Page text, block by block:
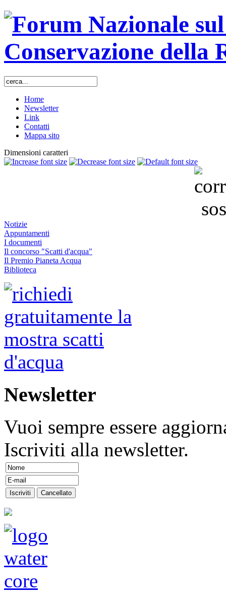
Home
Newsletter
Link
Contatti
Mappa sito
Dimensioni caratteri
Notizie
Appuntamenti
I documenti
Il concorso "Scatti d'acqua"
Il Premio Pianeta Acqua
Biblioteca
Newsletter
Vuoi sempre essere
Iscriviti alla newsletter.